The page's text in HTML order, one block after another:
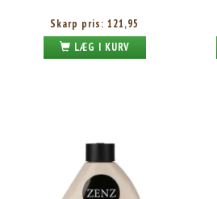
Skarp pris: 121,95
LÆG I KURV